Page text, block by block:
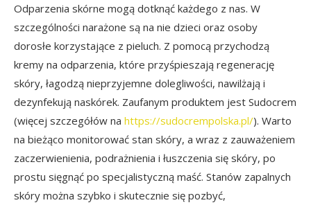
Odparzenia skórne mogą dotknąć każdego z nas. W
szczególności narażone są na nie dzieci oraz osoby
dorosłe korzystające z pieluch. Z pomocą przychodzą
kremy na odparzenia, które przyśpieszają regenerację
skóry, łagodzą nieprzyjemne dolegliwości, nawilżają i
dezynfekują naskórek. Zaufanym produktem jest Sudocrem
(więcej szczegółów na https://sudocrempolska.pl/). Warto
na bieżąco monitorować stan skóry, a wraz z zauważeniem
zaczerwienienia, podrażnienia i łuszczenia się skóry, po
prostu sięgnąć po specjalistyczną maść. Stanów zapalnych
skóry można szybko i skutecznie się pozbyć,